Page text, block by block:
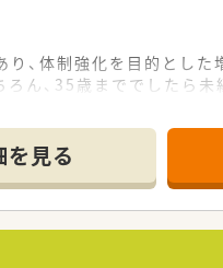
、体制強化を目的とした
ん、35歳まででしたら未
を運営しており、地域医
生事業も展開しており、
ルを基本とし、医療機関
を見る